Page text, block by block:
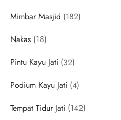
Mimbar Masjid 182182
Nakas 1818
Pintu Kayu Jati 3232
Podium Kayu Jati 44
Tempat Tidur Jati 142142